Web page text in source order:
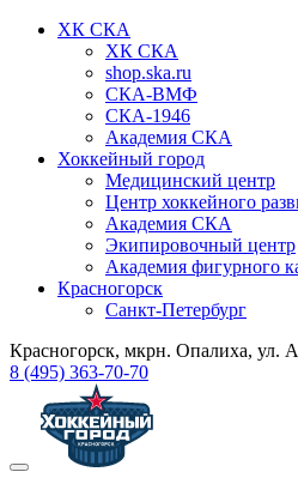
ХК СКА
ХК СКА
shop.ska.ru
СКА-ВМФ
СКА-1946
Академия СКА
Хоккейный город
Медицинский центр
Центр хоккейного
Академия СКА
Экипировочный центр
Академия фигурного
Красногорск
Санкт-Петербург
Красногорск, мкрн. Опалиха, ул.
8 (495) 363-70-70